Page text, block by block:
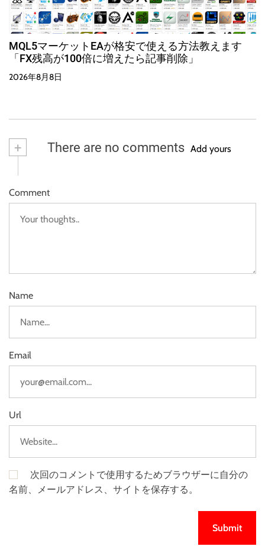
MQL5マーケットEAが格安で使える方法教えます
「FX残高が100倍に増えたら記事削除」
2026年8月8日
+ There are no comments Add yours
Comment
Name
Email
Url
次回のコメントで使用するためブラウザーに自分の
名前、メールアドレス、サイトを保存する。